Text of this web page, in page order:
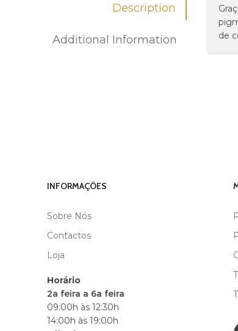
Description
Additional Information
de
INFORMAÇÕES
Sobre Nós
Contactos
Loja
Horário
2a feira a 6a feira
09:00h às 12:30h
14:00h às 19:00h